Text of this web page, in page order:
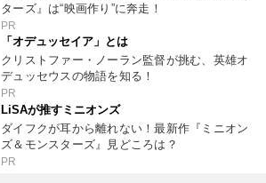
ターズ』は“映画作り”に奔走！
PR
「オデュッセイア」とは
クリストファー・ノーラン監督が挑む、英雄オ
デュッセウスの物語を知る！
PR
LiSAが推すミニオンズ
ダイフクが耳から離れない！最新作『ミニオン
ズ＆モンスターズ』見どころは？
PR